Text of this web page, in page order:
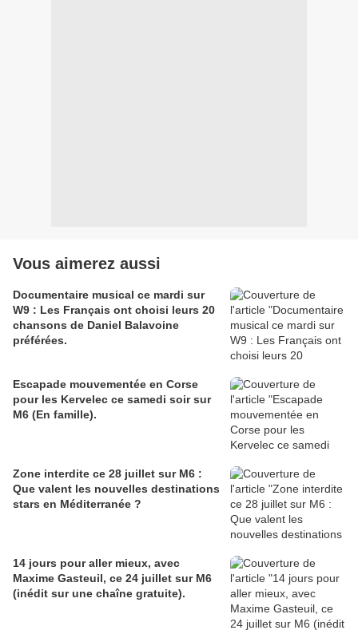
Vous aimerez aussi
Documentaire musical ce mardi sur
W9 : Les Français ont choisi leurs 20
chansons de Daniel Balavoine
préférées.
Escapade mouvementée en Corse
pour les Kervelec ce samedi soir sur
M6 (En famille).
Zone interdite ce 28 juillet sur M6 :
Que valent les nouvelles destinations
stars en Méditerranée ?
14 jours pour aller mieux, avec
Maxime Gasteuil, ce 24 juillet sur M6
(inédit sur une chaîne gratuite).